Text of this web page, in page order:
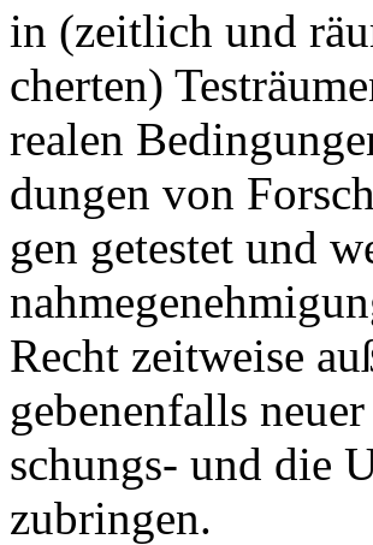
in (zeit­lich und
cher­ten)
rea­len
dun­gen von
gen ge­tes­tet und
Recht zeit­wei­se
ge­be­nen­falls
schungs- und die
zu­brin­gen.